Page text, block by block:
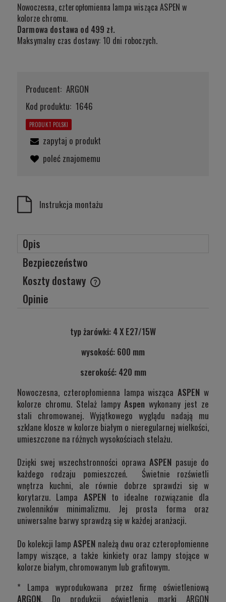
Nowoczesna, czteropłomienna lampa wisząca ASPEN w
kolorze chromu.
Darmowa dostawa od 499 zł.
Maksymalny czas dostawy: 10 dni roboczych.
Producent: ARGON
Kod produktu: 1646
PRODUKT POLSKI
zapytaj o produkt
poleć znajomemu
Instrukcja montażu
Opis
Bezpieczeństwo
Koszty dostawy
Cena nie zawiera ewentualnych kosztów płatności
Opinie
typ żarówki: 4 X E27/15W
wysokość: 600 mm
szerokość: 420 mm
Nowoczesna, czteropłomienna lampa wiszącaASPENw
kolorze chromu. Stelaż lampyAspenwykonany jest ze
stali chromowanej. Wyjątkowego wyglądu nadają mu
szklane klosze w kolorze białym o nieregularnej wielkości,
umieszczone na różnych wysokościach stelażu.
Dzięki swej wszechstronności oprawa ASPEN pasuje do
każdego rodzaju pomieszczeń. Świetnie rozświetli
wnętrza kuchni, ale równie dobrze sprawdzi się w
korytarzu. Lampa ASPEN to idealne rozwiązanie dla
zwolenników minimalizmu. Jej prosta forma oraz
uniwersalne barwy sprawdzą się w każdej aranżacji.
Do kolekcji lampASPEN należą dwu oraz czteropłomienne
lampy wiszące, a także kinkiety oraz lampy stojące w
kolorze białym, chromowanym lub grafitowym.
* Lampa wyprodukowana przez firmę oświetleniową
ARGON. Do produkcji oświetlenia marki ARGON